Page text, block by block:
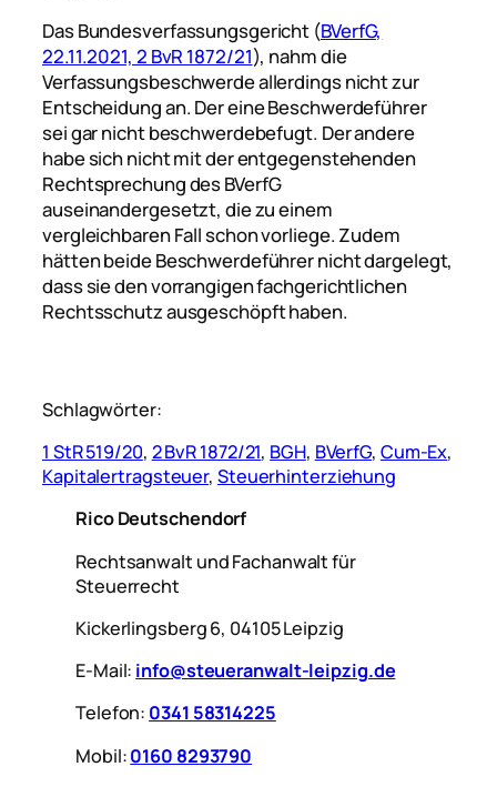
Das Bundesverfassungsgericht (BVerfG,
22.11.2021, 2 BvR 1872/21), nahm die
Verfassungsbeschwerde allerdings nicht zur
Entscheidung an. Der eine Beschwerdeführer
sei gar nicht beschwerdebefugt. Der andere
habe sich nicht mit der entgegenstehenden
Rechtsprechung des BVerfG
auseinandergesetzt, die zu einem
vergleichbaren Fall schon vorliege. Zudem
hätten beide Beschwerdeführer nicht dargelegt,
dass sie den vorrangigen fachgerichtlichen
Rechtsschutz ausgeschöpft haben.
Schlagwörter:
1 StR 519/20, 2 BvR 1872/21, BGH, BVerfG, Cum-Ex
Kapitalertragsteuer, Steuerhinterziehung
Rico Deutschendorf
Rechtsanwalt und Fachanwalt für
Steuerrecht
Kickerlingsberg 6, 04105 Leipzig
E-Mail: info@steueranwalt-leipzig.de
Telefon: 0341 58314225
Mobil:0160 8293790